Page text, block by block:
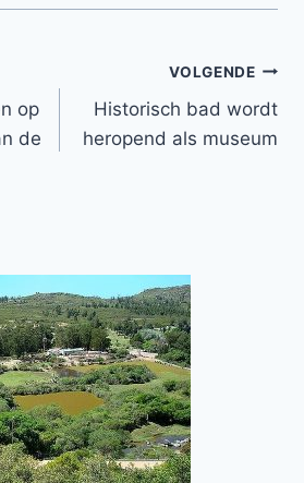
op
de
VOLGENDE
Historisch bad wordt
heropend als museum